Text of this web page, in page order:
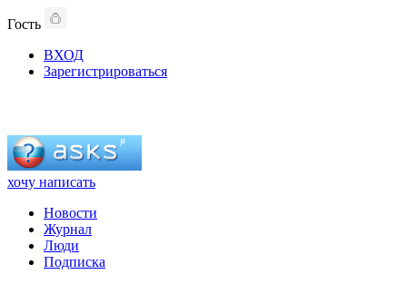
Гость
ВХОД
Зарегистрироваться
хочу написать
Новости
Журнал
Люди
Подписка